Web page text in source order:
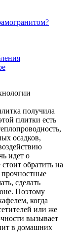
получила
плитки есть
осадков,
идет о
обратить на
прочностные
сделать
Поэтому
когда
или же
вызывает
в домашних